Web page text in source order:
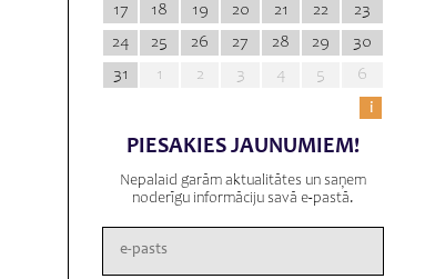
17
18 19 20 21 22
23
24
25 26 27 28 29
30
31
1 2 3 4 5
6
i
PIESAKIES JAUNUMIEM!
Nepalaid garām aktualitātes un saņem
noderīgu informāciju savā e-pastā.